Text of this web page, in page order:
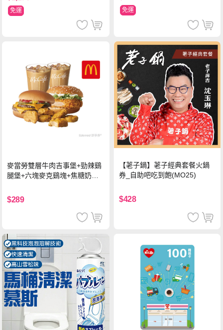
免運 免運
麥當勞雙層牛肉吉事堡+勁辣鷄
腿堡+六塊麥克鷄塊+焦糖奶茶
$289
【荖子鍋】荖子經典套餐火鍋
券_自助吧吃到飽(MO25)
$428